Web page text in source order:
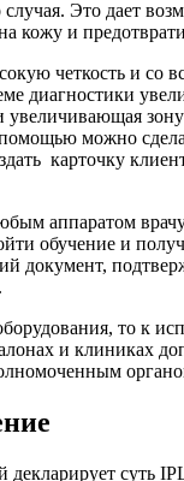
Это дает
кожу и
четкость и со
диагностики
увеличивающая
можно
карточку
аппаратом
обучение и
документ,
то к
и клиниках
декларирует суть